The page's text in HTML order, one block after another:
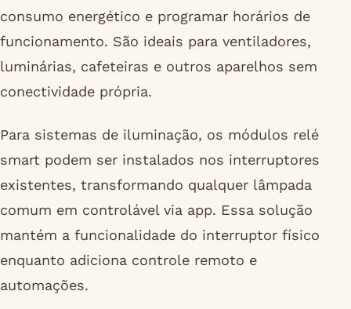
consumo energético e programar horários de
funcionamento. São ideais para ventiladores,
luminárias, cafeteiras e outros aparelhos sem
conectividade própria.
Para sistemas de iluminação, os módulos relé
smart podem ser instalados nos interruptores
existentes, transformando qualquer lâmpada
comum em controlável via app. Essa solução
mantém a funcionalidade do interruptor físico
enquanto adiciona controle remoto e
automações.